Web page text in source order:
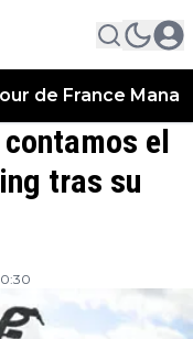
de France
el
tras su